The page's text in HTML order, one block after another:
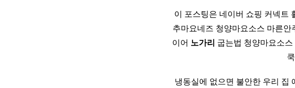
이 포스팅은 네이버 쇼핑 커넥트
추마요네즈 청양마요소스 마른안
이어 노가리 굽는법 청양마요소
냉동실에 없으면 불안한 우리 집